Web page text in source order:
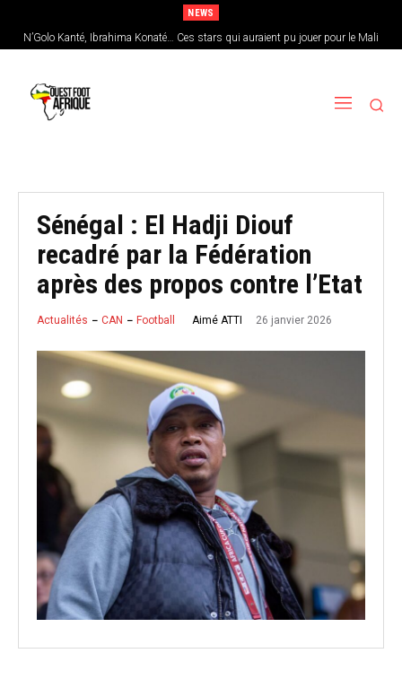
NEWS
N’Golo Kanté, Ibrahima Konaté… Ces stars qui auraient pu jouer pour le Mali
Sénégal : Patrick Vieira en pole position pour remplacer Pape Thiaw
Sénégal : El Hadji Diouf
recadré par la Fédération
après des propos contre l’Etat
Actualités CAN Football Aimé ATTI 26 janvier 2026